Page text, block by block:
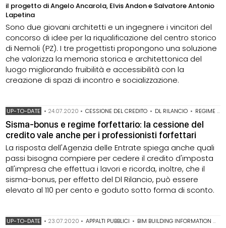
il progetto di Angelo Ancarola, Elvis Andon e Salvatore Antonio
Lapetina
Sono due giovani architetti e un ingegnere i vincitori del
concorso di idee per la riqualificazione del centro storico
di Nemoli (PZ). I tre progettisti propongono una soluzione
che valorizza la memoria storica e architettonica del
luogo migliorando fruibilità e accessibilità con la
creazione di spazi di incontro e socializzazione.
UP-TO-DATE • 24.07.2020 • CESSIONE DEL CREDITO • DL RILANCIO • REGIME FORFETTARIO
Sisma-bonus e regime forfettario: la cessione del
credito vale anche per i professionisti forfettari
La risposta dell'Agenzia delle Entrate spiega anche quali
passi bisogna compiere per cedere il credito d'imposta
all'impresa che effettua i lavori e ricorda, inoltre, che il
sisma-bonus, per effetto del Dl Rilancio, può essere
elevato al 110 per cento e goduto sotto forma di sconto.
UP-TO-DATE • 23.07.2020 • APPALTI PUBBLICI • BIM BUILDING INFORMATION MODELING